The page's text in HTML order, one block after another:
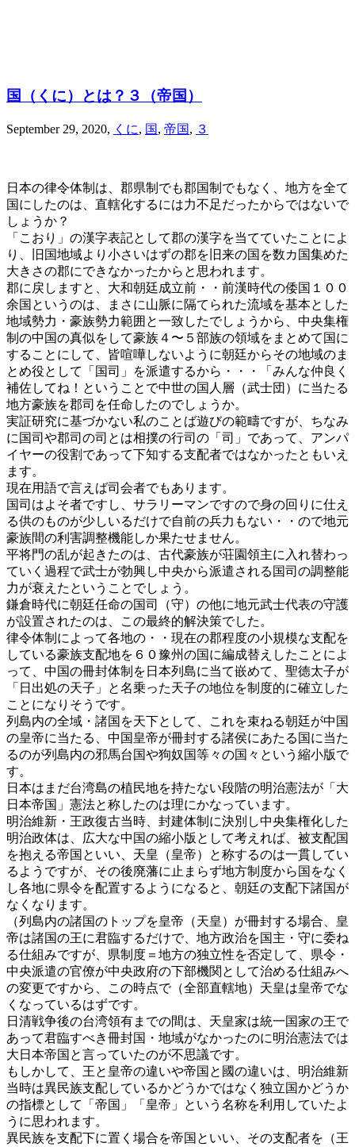
国（くに）とは？３（帝国）
September 29, 2020, くに, 国, 帝国, ３
日本の律令体制は、郡県制でも郡国制でもなく、地方を全て
国にしたのは、直轄化するには力不足だったからではないで
しょうか？
「こおり」の漢字表記として郡の漢字を当てていたことによ
り、旧国地域より小さいはずの郡を旧来の国を数カ国集めた
大きさの郡にできなかったからと思われます。
郡に戻しますと、大和朝廷成立前・・前漢時代の倭国１００
余国というのは、まさに山脈に隔てられた流域を基本とした
地域勢力・豪族勢力範囲と一致したでしょうから、中央集権
制の中国の真似をして豪族４〜５部族の領域をまとめて国に
することにして、皆喧嘩しないように朝廷からその地域のま
とめ役として「国司」を派遣するから・・・「みんな仲良く
補佐してね！ということで中世の国人層（武士団）に当たる
地方豪族を郡司を任命したのでしょうか。
実証研究に基づかない私のことば遊びの範疇ですが、ちなみ
に国司や郡司の司とは相撲の行司の「司」であって、アンパ
イヤーの役割であって下知する支配者ではなかったともいえ
ます。
現在用語で言えば司会者でもあります。
国司はよそ者ですし、サラリーマンですので身の回りに仕え
る供のものが少しいるだけで自前の兵力もない・・ので地元
豪族間の利害調整機能しか果たせません。
平将門の乱が起きたのは、古代豪族が荘園領主に入れ替わっ
ていく過程で武士が勃興し中央から派遣される国司の調整能
力が衰えたということでしょう。
鎌倉時代に朝廷任命の国司（守）の他に地元武士代表の守護
が設置されたのは、この最終的解決策でした。
律令体制によって各地の・・現在の郡程度の小規模な支配を
している豪族支配地を６０豫州の国に編成替えしたことによ
って、中国の冊封体制を日本列島に当て嵌めて、聖徳太子が
「日出処の天子」と名乗った天子の地位を制度的に確立した
ことになりそうです。
列島内の全域・諸国を天下として、これを束ねる朝廷が中国
の皇帝に当たる、中国皇帝が冊封する諸侯にあたる国に当た
るのが列島内の邪馬台国や狗奴国等々の国々という縮小版で
す。
日本はまだ台湾島の植民地を持たない段階の明治憲法が「大
日本帝国」憲法と称したのは理にかなっています。
明治維新・王政復古当時、封建体制に決別し中央集権化した
明治政体は、広大な中国の縮小版として考えれば、被支配国
を抱える帝国といい、天皇（皇帝）と称するのは一貫してい
るようですが、その後廃藩に止まらず地方制度から国をなく
し各地に県令を配置するようになると、朝廷の支配下諸国が
なくなります。
（列島内の諸国のトップを皇帝（天皇）が冊封する場合、皇
帝は諸国の王に君臨するだけで、地方政治を国主・守に委ね
る仕組みですが、県制度＝地方の独立性を否定して、県令・
中央派遣の官僚が中央政府の下部機関として治める仕組みへ
の変更ですから、この時点で（全部直轄地）天皇は皇帝でな
くなっているはずです。
日清戦争後の台湾領有までの間は、天皇家は統一国家の王で
あって君臨すべき冊封国・地域がなかったのに明治憲法では
大日本帝国と言っていたのが不思議です。
もしかして、王と皇帝の違いや帝国と國の違いは、明治維新
当時は異民族支配しているかどうかではなく独立国かどうか
の指標として「帝国」「皇帝」という名称を利用していたよ
うに思われます。
異民族を支配下に置く場合を帝国といい、その支配者を（王